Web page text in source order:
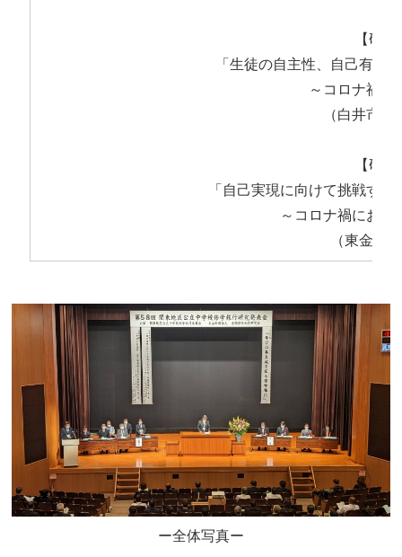
【研
「生徒の自主性、自己有用
～コロナ禍で
（白井市
【研
「自己実現に向けて挑戦す
～コロナ禍におけ
（東金市
ー全体写真ー